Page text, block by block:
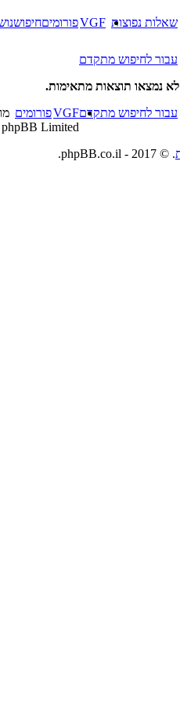
שאלות נפוצות VGFפורומיםחיפוש
עבור לחיפוש מתקדם
לא נמצאו תוצאות מתאימות.
עבור לחיפוש מתקדםVGFפורומים
Limited
. © 2017 - phpBB.co.il.